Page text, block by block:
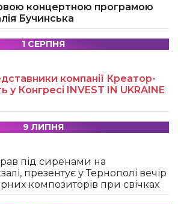
концертною програмою
Бучинська
1 СЕРПНЯ
компанії Креатор-
у Конгресі INVEST IN UKRAINE
9 ЛИПНЯ
під сиренами на
презентує у Тернополі вечір
композиторів при свічках